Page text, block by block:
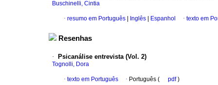
Buschinelli, Cintia
· resumo em Português Inglês Espanhol · texto em
Resenhas
· Psicanálise entrevista (Vol. 2)
Tognolli, Dora
· texto em Português · Português ( pdf)